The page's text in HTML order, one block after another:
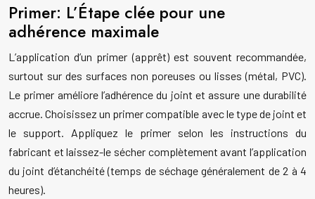
Primer: L’Étape clée pour une
adhérence maximale
L’application d’un primer (apprêt) est souvent recommandée,
surtout sur des surfaces non poreuses ou lisses (métal, PVC).
Le primer améliore l’adhérence du joint et assure une durabilité
accrue. Choisissez un primer compatible avec le type de joint et
le support. Appliquez le primer selon les instructions du
fabricant et laissez-le sécher complètement avant l’application
du joint d’étanchéité (temps de séchage généralement de 2 à 4
heures).